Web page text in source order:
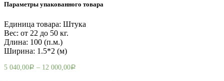
Параметры упакованного товара
Единица товара: Штука
Вес: от 22 до 50 кг.
Длина: 100 (п.м.)
Ширина: 1.5*2 (м)
5 040,00Р – 12 000,00Р